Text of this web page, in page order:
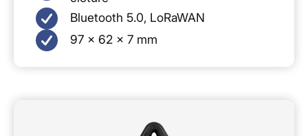
Bluetooth 5.0, LoRaWAN
97 × 62 × 7 mm